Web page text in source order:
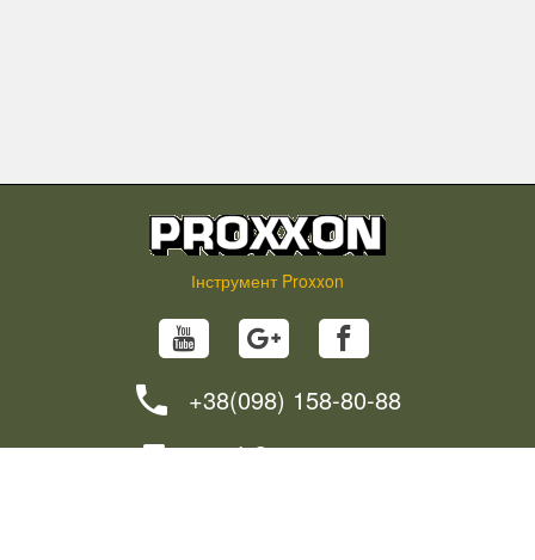
Інструмент Proxxon
+38(098) 158-80-88
info@proxxon.in.ua